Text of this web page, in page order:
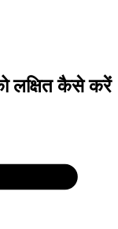
लक्षित कैसे करें